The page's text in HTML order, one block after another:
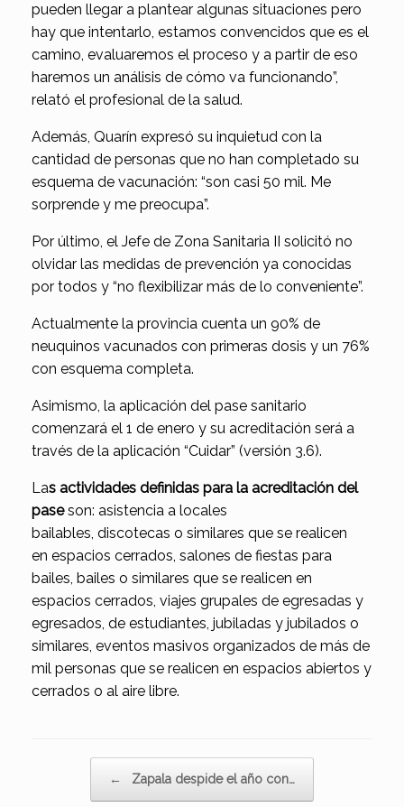
pueden llegar a plantear algunas situaciones pero
hay que intentarlo, estamos convencidos que es el
camino, evaluaremos el proceso y a partir de eso
haremos un análisis de cómo va funcionando”,
relató el profesional de la salud.
Además, Quarín expresó su inquietud con la
cantidad de personas que no han completado su
esquema de vacunación: “son casi 50 mil. Me
sorprende y me preocupa”.
Por último, el Jefe de Zona Sanitaria II solicitó no
olvidar las medidas de prevención ya conocidas
por todos y “no flexibilizar más de lo conveniente”.
Actualmente la provincia cuenta un 90% de
neuquinos vacunados con primeras dosis y un 76%
con esquema completa.
Asimismo, la aplicación del pase sanitario
comenzará el 1 de enero y su acreditación será a
través de la aplicación “Cuidar” (versión 3.6).
Las actividades definidas para la acreditación del
paseson: asistencia a locales
bailables, discotecas o similares que se realicen
en espacios cerrados, salones de fiestas para
bailes, bailes o similares que se realicen en
espacios cerrados, viajes grupales de egresadas y
egresados, de estudiantes, jubiladas y jubilados o
similares, eventos masivos organizados de más de
mil personas que se realicen en espacios abiertos y
cerrados o al aire libre.
← Zapala despide el año con…